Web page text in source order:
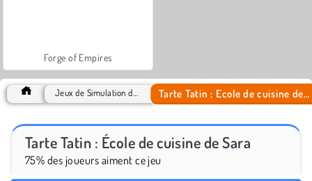
Forge of Empires
Tarte Tatin : École de cuisine de Sara
75% des joueurs aiment ce jeu